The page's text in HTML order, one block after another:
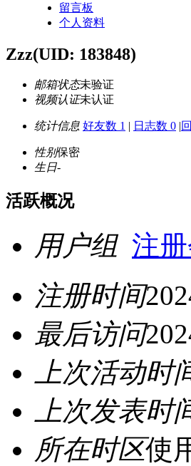
留言板
个人资料
Zzz(UID: 183848)
邮箱状态未验证
视频认证未认证
统计信息 好友数 1 | 日志数 0 |
性别保密
生日-
活跃概况
用户组 注
注册时间
最后访问
上次活动时
上次发表时
所在时区使